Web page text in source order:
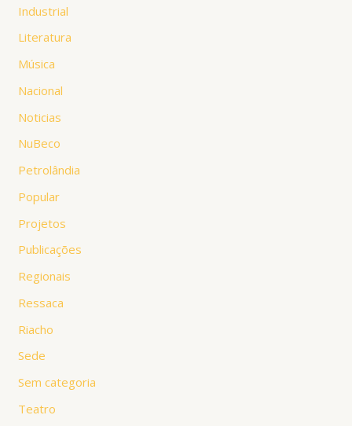
Industrial
Literatura
Música
Nacional
Noticias
NuBeco
Petrolândia
Popular
Projetos
Publicações
Regionais
Ressaca
Riacho
Sede
Sem categoria
Teatro